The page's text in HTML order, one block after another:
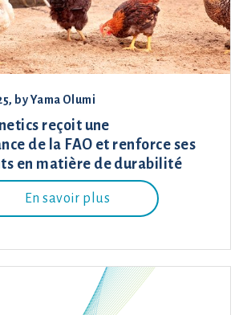
, byYama Olumi
reçoit une
de la FAO et renforce ses
en matière de durabilité
En savoir plus